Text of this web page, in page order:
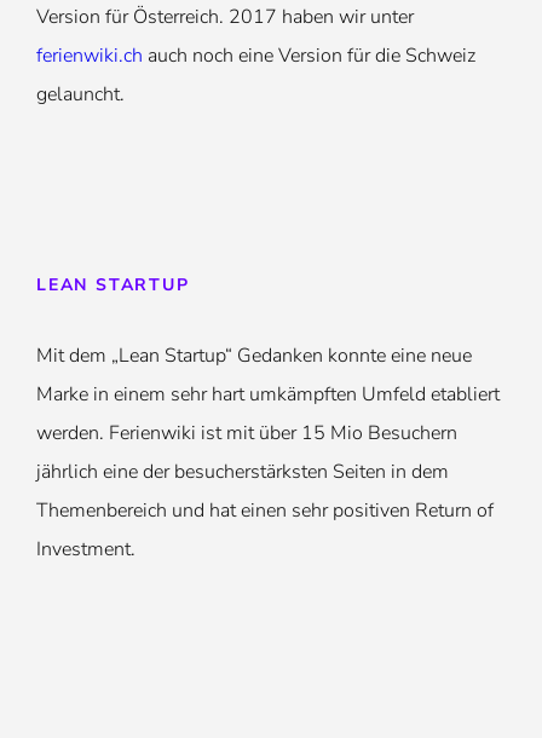
Version für Österreich. 2017 haben wir unter
ferienwiki.ch auch noch eine Version für die Schweiz
gelauncht.
LEAN STARTUP
Mit dem „Lean Startup“ Gedanken konnte eine neue
Marke in einem sehr hart umkämpften Umfeld etabliert
werden. Ferienwiki ist mit über 15 Mio Besuchern
jährlich eine der besucherstärksten Seiten in dem
Themenbereich und hat einen sehr positiven Return of
Investment.